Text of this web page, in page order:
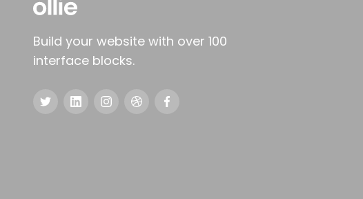
Build your website with over 100
interface blocks.